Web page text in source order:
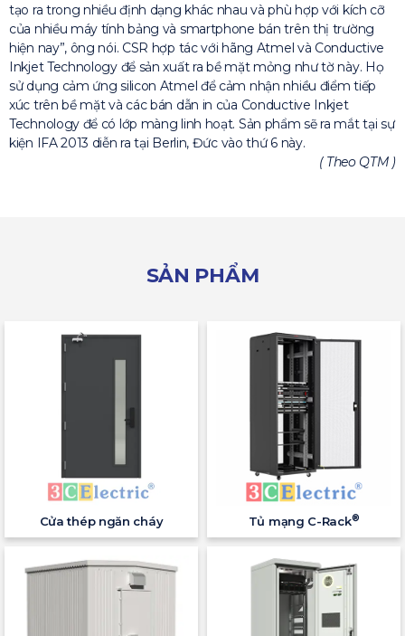
tạo ra trong nhiều định dạng khác nhau và phù hợp với kích cỡ
của nhiều máy tính bảng và smartphone bán trên thị trường
hiện nay”, ông nói. CSR hợp tác với hãng Atmel và Conductive
Inkjet Technology để sản xuất ra bề mặt mỏng như tờ này. Họ
sử dụng cảm ứng silicon Atmel để cảm nhận nhiều điểm tiếp
xúc trên bề mặt và các bán dẫn in của Conductive Inkjet
Technology để có lớp màng linh hoạt. Sản phẩm sẽ ra mắt tại sự
kiện IFA 2013 diễn ra tại Berlin, Đức vào thứ 6 này.
( Theo QTM )
SẢN PHẨM
Cửa thép ngăn cháy Tủ mạng C-Rack®